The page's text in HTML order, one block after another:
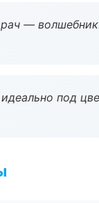
—
под